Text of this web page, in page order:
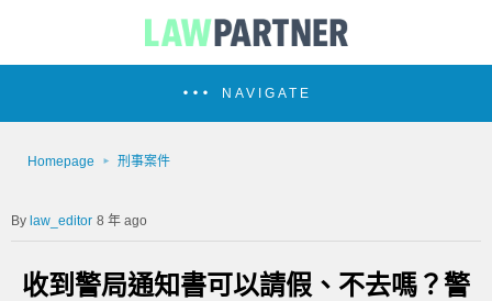
NAVIGATE
Homepage 刑事案件
law_editor 8 年 ago
收到警局通知書可以請假、不去嗎？警